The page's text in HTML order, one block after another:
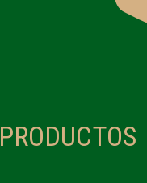
PRODUCTOS